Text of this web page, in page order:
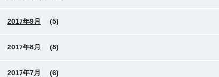
2017年9月 (5)
2017年8月 (8)
2017年7月 (6)